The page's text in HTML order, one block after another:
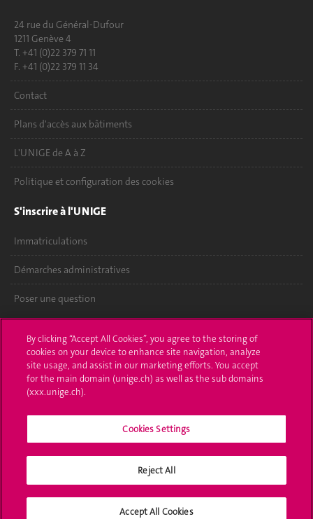
24 rue du Général-Dufour
1211 Genève 4
T. +41 (0)22 379 71 11
F. +41 (0)22 379 11 34
Contact
Plans d'accès aux bâtiments
L'UNIGE de A à Z
Politique et configuration des cookies
S'inscrire à l'UNIGE
Immatriculations
Démarches administratives
Poser une question
UNIGE Mobile
Médias
Offres d'emploi
Bibliothèque
Médias sociaux UNIGE
By clicking “Accept All Cookies”, you agree to the storing of
cookies on your device to enhance site navigation, analyze
site usage, and assist in our marketing efforts. You accept
for the main domain (unige.ch) as well as the sub domains
(xxx.unige.ch).
Cookies Settings
Reject All
Accept All Cookies